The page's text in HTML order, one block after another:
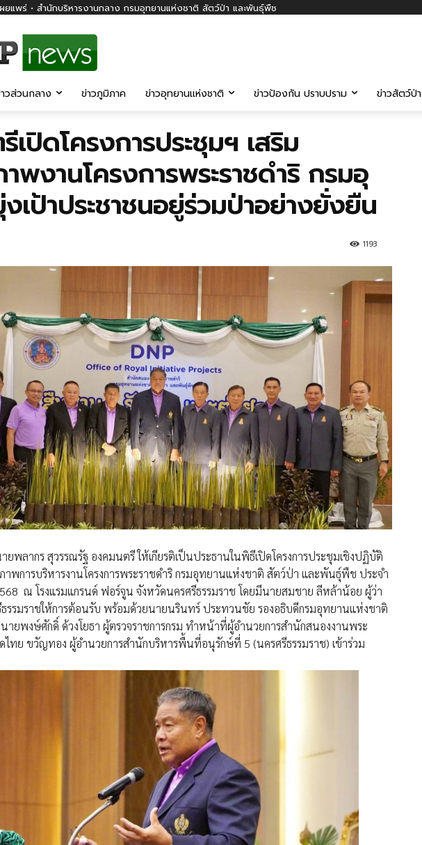
ผยแพร่ • สำนักบริหารงานกลาง กรมอุทยานแห่งชาติ สัตว์ป่า และพันธุ์พืช
วส่วนกลาง ข่าวภูมิภาค ข่าวอุทยานแห่งชาติ ข่าวป้องกัน ปราบปราม ข่าวสัตว์ป่า
ปิดโครงการประชุมฯ เสริม
พงานโครงการพระราชดำริ กรมอุ
เป้าประชาชนอยู่ร่วมป่าอย่างยั่งยืน
1193
พลากร สุวรรณรัฐ องคมนตรี ให้เกียรติเป็นประธานในพิธีเปิดโครงการประชุมเชิงปฏิบัติ
าพการบริหารงานโครงการพระราชดำริ กรมอุทยานแห่งชาติ สัตว์ป่า และพันธุ์พืช ประจำ
ณ โรงแรมแกรนด์ ฟอร์จูน จังหวัดนครศรีธรรมราช โดยมีนายสมชาย ลีหล้าน้อย ผู้ว่า
ธรรมราชให้การต้อนรับ พร้อมด้วยนายนรินทร์ ประทวนชัย รองอธิบดีกรมอุทยานแห่งชาติ
ยพงษ์ศักดิ์ ด้วงโยธา ผู้ตรวจราชการกรม ทำหน้าที่ผู้อำนวยการสำนักสนองงานพระ
ไทย ขวัญทอง ผู้อำนวยการสำนักบริหารพื้นที่อนุรักษ์ที่ 5 (นครศรีธรรมราช) เข้าร่วม